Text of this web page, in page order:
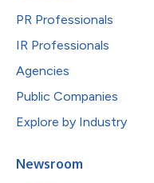
PR Professionals
IR Professionals
Agencies
Public Companies
Explore by Industry
Newsroom